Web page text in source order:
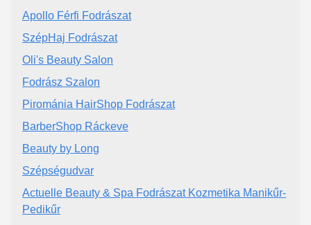
Apollo Férfi Fodrászat
SzépHaj Fodrászat
Oli's Beauty Salon
Fodrász Szalon
Pirománia HairShop Fodrászat
BarberShop Ráckeve
Beauty by Long
Szépségudvar
Actuelle Beauty & Spa Fodrászat Kozmetika Manikűr-
Pedikűr